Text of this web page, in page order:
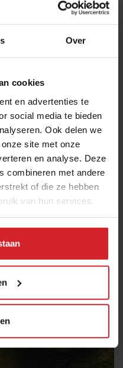
Over
cookies
en advertenties te
social media te bieden
Ook delen we
site met onze
en analyse. Deze
combineren met andere
of die ze hebben
van hun services.
7 juni 2012| 1 min